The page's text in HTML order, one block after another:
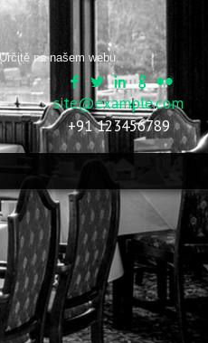
na našem webu.
site@example.com
+91 123456789